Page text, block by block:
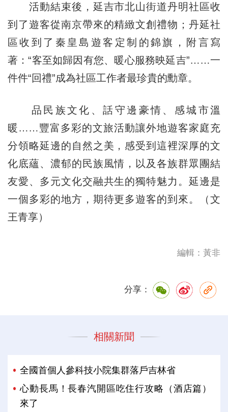
活動結束後，延吉市北山街道丹明社區收
到了遊客從南京帶來的精緻文創禮物；丹延社
區收到了秦皇島遊客定制的錦旗，附言寫
著：“客至如歸因有您、暖心服務映延吉”……一
件件“回禮”成為社區工作者最珍貴的勳章。
品民族文化、話守邊豪情、感城市溫
暖……豐富多彩的文旅活動讓外地遊客家庭充
分領略延邊的自然之美，感受到這裡深厚的文
化底蘊、濃郁的民族風情，以及各族群眾團結
友愛、多元文化交融共生的獨特魅力。延邊是
一個多彩的地方，期待更多遊客的到來。（文
王青享）
編輯：黃非
分享：
相關新聞
全國首個人參科技小院集群落戶吉林省
心動長馬！長春汽開區吃住行攻略（酒店篇）
來了